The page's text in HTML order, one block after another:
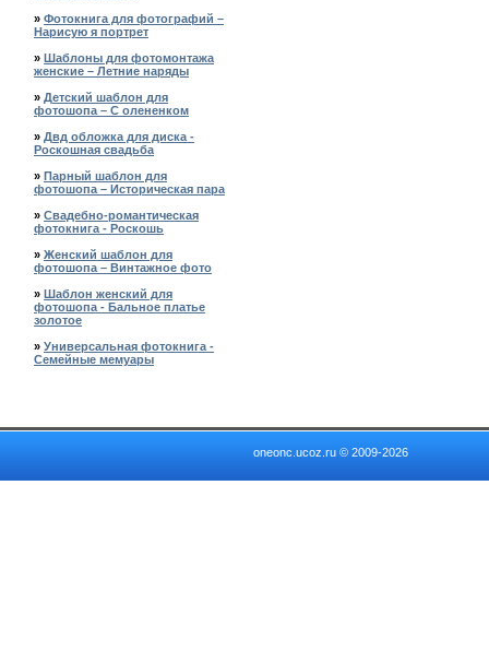
» Фотокнига для фотографий –
Нарисую я портрет
» Шаблоны для фотомонтажа
женские – Летние наряды
» Детский шаблон для
фотошопа – С олененком
» Двд обложка для диска -
Роскошная свадьба
» Парный шаблон для
фотошопа – Историческая пара
» Свадебно-романтическая
фотокнига - Роскошь
» Женский шаблон для
фотошопа – Винтажное фото
» Шаблон женский для
фотошопа - Бальное платье
золотое
» Универсальная фотокнига -
Семейные мемуары
oneonc.ucoz.ru © 2009-2026